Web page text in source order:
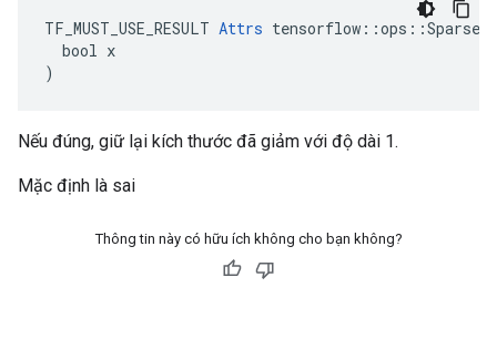
TF_MUST_USE_RESULT Attrs
  bool x
)
Nếu đúng, giữ lại kích thước đã giảm với độ dài 1.
Mặc định là sai
Thông tin này có hữu ích không cho bạn không?